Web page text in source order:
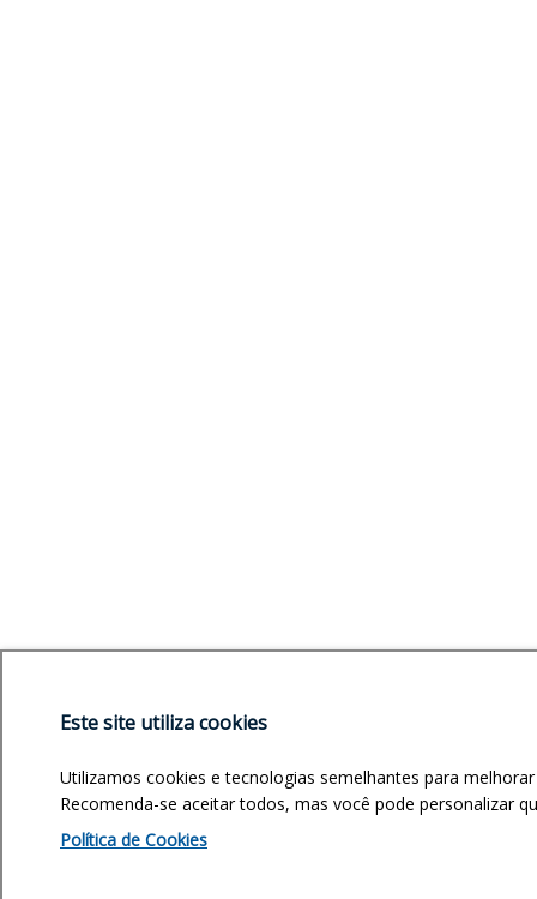
Este site utiliza cookies
Utilizamos cookies e tecnologias semelhantes para
Recomenda-se aceitar todos, mas você pode personalizar
Política de Cookies